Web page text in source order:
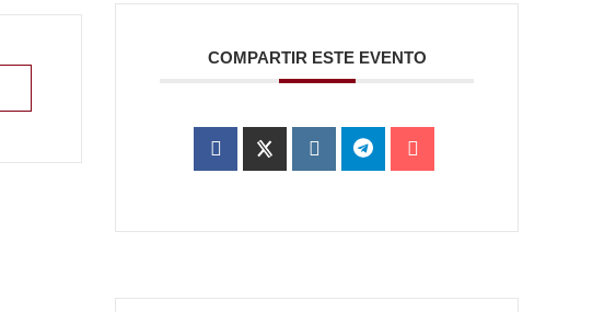
COMPARTIR ESTE EVENTO